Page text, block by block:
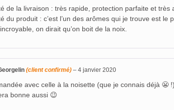
de la livraison : très rapide, protection parfaite et très
du produit : c’est l’un des arômes qui je trouve est
incroyable, on dirait qu’on boit de la noix.
(client confirmé) – 4 janvier 2020
avec celle à la noisette (que je connais déjà 😬
bonne aussi 😉